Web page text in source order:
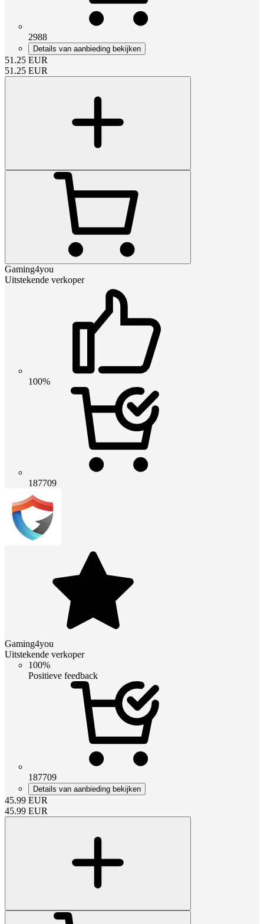
2988
Details van aanbieding bekijken
51.25 EUR
51.25 EUR
Gaming4you
Uitstekende verkoper
100%
187709
Gaming4you
Uitstekende verkoper
100%
Positieve feedback
187709
Details van aanbieding bekijken
45.99 EUR
45.99 EUR